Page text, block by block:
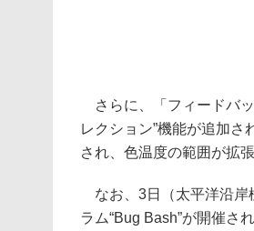
さらに、「フィードバ
レクション”機能が追加さ
され、色温度の範囲が拡張
なお、3日（太平洋沿岸
ラム“Bug Bash”が開催さ